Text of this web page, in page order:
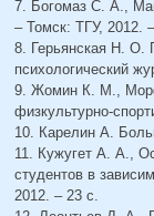
7. Богомаз С. А.,
– Томск: ТГУ, 2012.
8. Герьянская Н. О.
психологический
9. Жомин К. М.,
физкультурно-
10. Карелин А.
11. Кужугет А. А.,
студентов в
2012. – 23 с.